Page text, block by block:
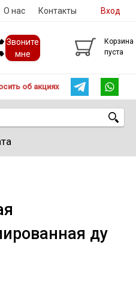
О нас Контакты Вход
Звоните
мне
Корзина
пуста
об акциях
ду